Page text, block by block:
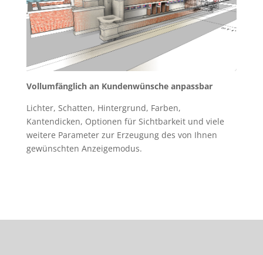
Vollumfänglich an Kundenwünsche anpassbar
Lichter, Schatten, Hintergrund, Farben,
Kantendicken, Optionen für Sichtbarkeit und viele
weitere Parameter zur Erzeugung des von Ihnen
gewünschten Anzeigemodus.